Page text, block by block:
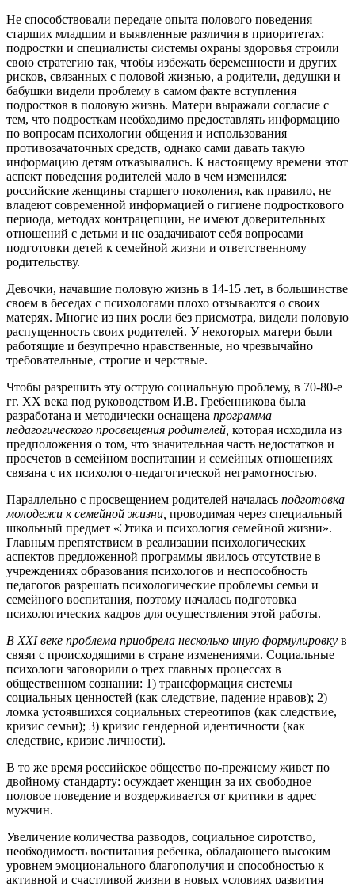
Не способствовали передаче опыта полового поведения
старших младшим и выявленные различия в приоритетах:
подростки и специалисты системы охраны здоровья строили
свою стратегию так, чтобы избежать беременности и других
рисков, связанных с половой жизнью, а родители, дедушки и
бабушки видели проблему в самом факте вступления
подростков в половую жизнь. Матери выражали согласие с
тем, что подросткам необходимо предоставлять информацию
по вопросам психологии общения и использования
противозачаточных средств, однако сами давать такую
информацию детям отказывались. К настоящему времени этот
аспект поведения родителей мало в чем изменился:
российские женщины старшего поколения, как правило, не
владеют современной информацией о гигиене подросткового
периода, методах контрацепции, не имеют доверительных
отношений с детьми и не озадачивают себя вопросами
подготовки детей к семейной жизни и ответственному
родительству.
Девочки, начавшие половую жизнь в 14-15 лет, в большинстве
своем в беседах с психологами плохо отзываются о своих
матерях. Многие из них росли без присмотра, видели половую
распущенность своих родителей. У некоторых матери были
работящие и безупречно нравственные, но чрезвычайно
требовательные, строгие и черствые.
Чтобы разрешить эту острую социальную проблему, в 70-80-е
гг. XX века под руководством И.В. Гребенникова была
разработана и методически оснащена программа
педагогического просвещения родителей, которая исходила из
предположения о том, что значительная часть недостатков и
просчетов в семейном воспитании и семейных отношениях
связана с их психолого-педагогической неграмотностью.
Параллельно с просвещением родителей началась подготовка
молодежи к семейной жизни, проводимая через специальный
школьный предмет «Этика и психология семейной жизни».
Главным препятствием в реализации психологических
аспектов предложенной программы явилось отсутствие в
учреждениях образования психологов и неспособность
педагогов разрешать психологические проблемы семьи и
семейного воспитания, поэтому началась подготовка
психологических кадров для осуществления этой работы.
В XXI веке проблема приобрела несколько иную формулировку в
связи с происходящими в стране изменениями. Социальные
психологи заговорили о трех главных процессах в
общественном сознании: 1) трансформация системы
социальных ценностей (как следствие, падение нравов); 2)
ломка устоявшихся социальных стереотипов (как следствие,
кризис семьи); 3) кризис гендерной идентичности (как
следствие, кризис личности).
В то же время российское общество по-прежнему живет по
двойному стандарту: осуждает женщин за их свободное
половое поведение и воздерживается от критики в адрес
мужчин.
Увеличение количества разводов, социальное сиротство,
необходимость воспитания ребенка, обладающего высоким
уровнем эмоционального благополучия и способностью к
активной и счастливой жизни в новых условиях развития